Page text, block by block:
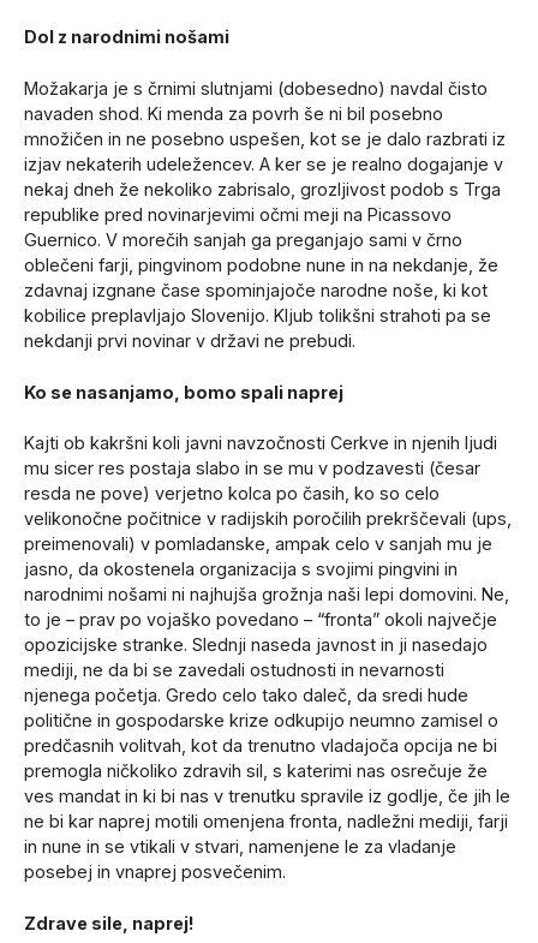
Dol z narodnimi nošami
Možakarja je s črnimi slutnjami (dobesedno) navdal čisto
navaden shod. Ki menda za povrh še ni bil posebno
množičen in ne posebno uspešen, kot se je dalo razbrati iz
izjav nekaterih udeležencev. A ker se je realno dogajanje v
nekaj dneh že nekoliko zabrisalo, grozljivost podob s Trga
republike pred novinarjevimi očmi meji na Picassovo
Guernico. V morečih sanjah ga preganjajo sami v črno
oblečeni farji, pingvinom podobne nune in na nekdanje, že
zdavnaj izgnane čase spominjajoče narodne noše, ki kot
kobilice preplavljajo Slovenijo. Kljub tolikšni strahoti pa se
nekdanji prvi novinar v državi ne prebudi.
Ko se nasanjamo, bomo spali naprej
Kajti ob kakršni koli javni navzočnosti Cerkve in njenih ljudi
mu sicer res postaja slabo in se mu v podzavesti (česar
resda ne pove) verjetno kolca po časih, ko so celo
velikonočne počitnice v radijskih poročilih prekrščevali (ups,
preimenovali) v pomladanske, ampak celo v sanjah mu je
jasno, da okostenela organizacija s svojimi pingvini in
narodnimi nošami ni najhujša grožnja naši lepi domovini. Ne,
to je – prav po vojaško povedano – “fronta” okoli največje
opozicijske stranke. Slednji naseda javnost in ji nasedajo
mediji, ne da bi se zavedali ostudnosti in nevarnosti
njenega početja. Gredo celo tako daleč, da sredi hude
politične in gospodarske krize odkupijo neumno zamisel o
predčasnih volitvah, kot da trenutno vladajoča opcija ne bi
premogla ničkoliko zdravih sil, s katerimi nas osrečuje že
ves mandat in ki bi nas v trenutku spravile iz godlje, če jih le
ne bi kar naprej motili omenjena fronta, nadležni mediji, farji
in nune in se vtikali v stvari, namenjene le za vladanje
posebej in vnaprej posvečenim.
Zdrave sile, naprej!